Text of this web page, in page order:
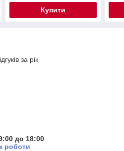
Купити
за рік
до 18:00
роботи